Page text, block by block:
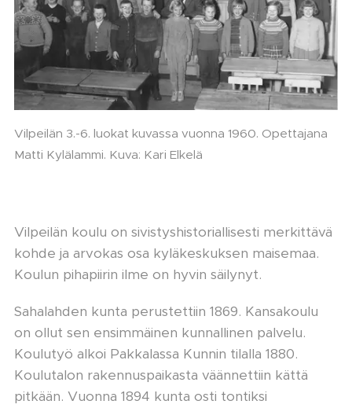
Vilpeilän 3.-6. luokat kuvassa vuonna 1960. Opettajana
Matti Kylälammi. Kuva: Kari Elkelä
Vilpeilän koulu on sivistyshistoriallisesti merkittävä
kohde ja arvokas osa kyläkeskuksen maisemaa.
Koulun pihapiirin ilme on hyvin säilynyt.
Sahalahden kunta perustettiin 1869. Kansakoulu
on ollut sen ensimmäinen kunnallinen palvelu.
Koulutyö alkoi Pakkalassa Kunnin tilalla 1880.
Koulutalon rakennuspaikasta väännettiin kättä
pitkään. Vuonna 1894 kunta osti tontiksi